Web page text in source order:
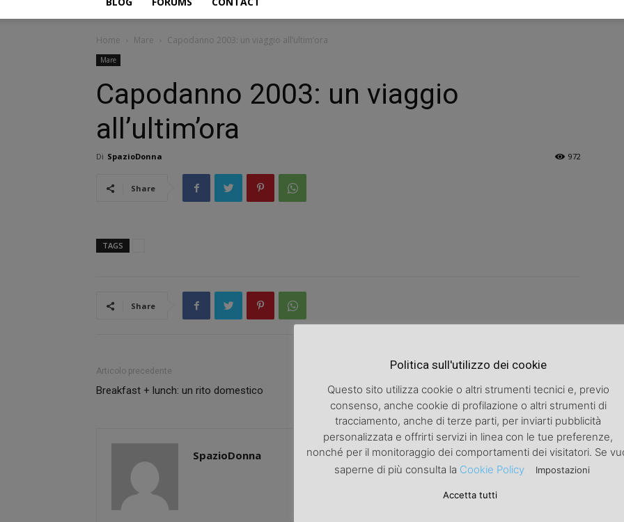
Home Mare Capodanno 2003: un viaggio all’ultim’ora
Mare
Capodanno 2003: un viaggio
all’ultim’ora
Di SpazioDonna 972
Share
TAGS
Share
Articolo precedente
Breakfast + lunch: un rito domestico
Articolo successivo
Donne aggressive? no grazie
SpazioDonna
Politica sull'utilizzo dei cookie
Questo sito utilizza cookie o altri strumenti tecnici e, previo
consenso, anche cookie di profilazione o altri strumenti di
tracciamento, anche di terze parti, per inviarti pubblicità
personalizzata e offrirti servizi in linea con le tue preferenze,
nonché per il monitoraggio dei comportamenti dei visitatori. Se
saperne di più consulta la Cookie Policy Impostazioni
Accetta tutti